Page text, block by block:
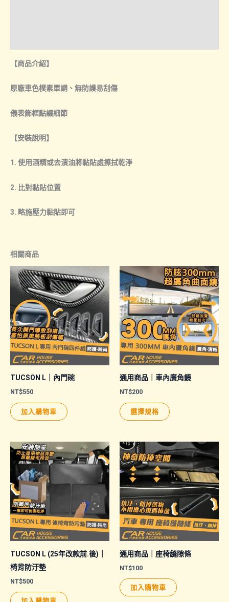
飾
框
夢
量
【商品介紹】
原廠車色樸素單調、無防護易刮傷
儀表飾框點綴細節
【安裝說明】
1. 使用酒精或去漬油將黏貼處擦拭乾淨
2. 比對黏貼位置
3. 略施壓力黏貼即可
相關商品
TUCSON L｜內門碗
NT$550
加入購物車
通用商品｜車內廣角鏡
NT$200
選擇規格
有
多
種
款
式。
可
在
產
品
面
選
TUCSON L (25年改款前.後)｜
椅背防汙墊
NT$500
通用商品｜座椅縫隙條
NT$100
加入購物車